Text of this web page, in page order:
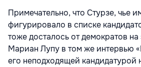
Примечательно, что Стурзе, чье
фигурировало в списке
тоже досталось от демократов на
Мариан Лупу в том же интервью
его неподходящей кандидатурой